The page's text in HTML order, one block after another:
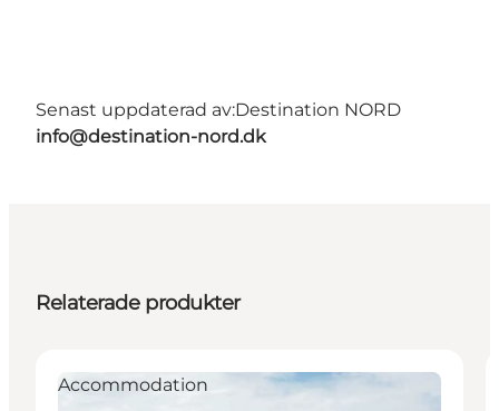
Senast uppdaterad av:Destination NORD
info@destination-nord.dk
Relaterade produkter
Accommodation